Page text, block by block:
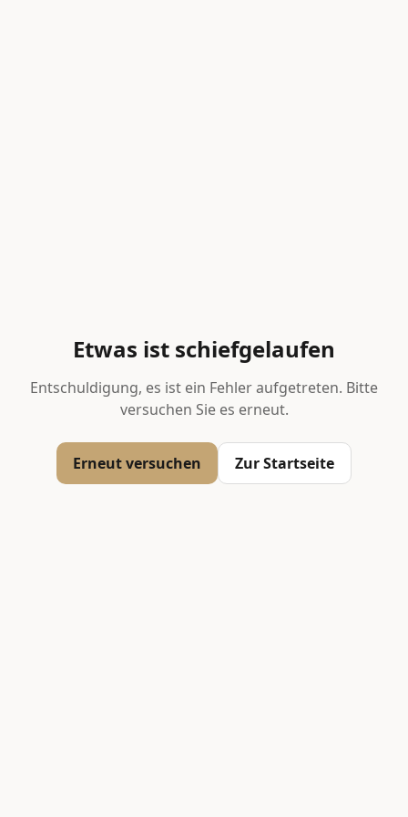
Etwas ist schiefgelaufen
Entschuldigung, es ist ein Fehler aufgetreten. Bitte
versuchen Sie es erneut.
Erneut versuchen Zur Startseite